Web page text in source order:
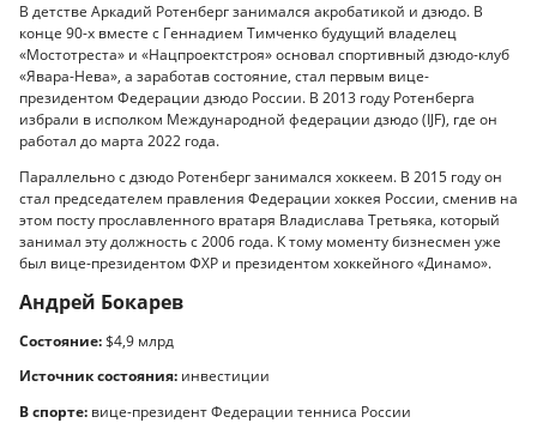
В детстве Аркадий Ротенберг занимался акробатикой и дзюдо. В
конце 90-х вместе с Геннадием Тимченко будущий владелец
«Мостотреста» и «Нацпроектстроя» основал спортивный дзюдо-клуб
«Явара-Нева», а заработав состояние, стал первым вице-
президентом Федерации дзюдо России. В 2013 году Ротенберга
избрали в исполком Международной федерации дзюдо (IJF), где он
работал до марта 2022 года.
Параллельно с дзюдо Ротенберг занимался хоккеем. В 2015 году он
стал председателем правления Федерации хоккея России, сменив на
этом посту прославленного вратаря Владислава Третьяка, который
занимал эту должность с 2006 года. К тому моменту бизнесмен уже
был вице-президентом ФХР и президентом хоккейного «Динамо».
Андрей Бокарев
Состояние:$4,9 млрд
Источник состояния: инвестиции
В спорте: вице-президент Федерации тенниса России